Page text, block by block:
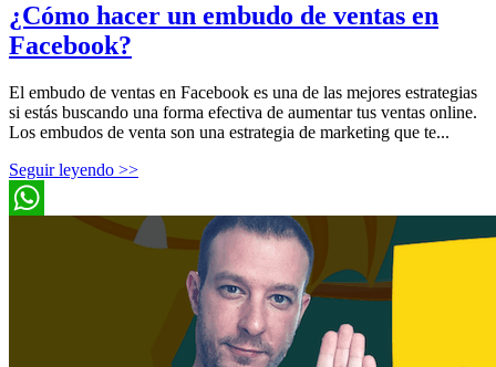
¿Cómo hacer un embudo de ventas en
Facebook?
El embudo de ventas en Facebook es una de las mejores estrategias
si estás buscando una forma efectiva de aumentar tus ventas online.
Los embudos de venta son una estrategia de marketing que te...
Seguir leyendo >>